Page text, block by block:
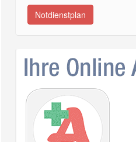
Notdienstplan